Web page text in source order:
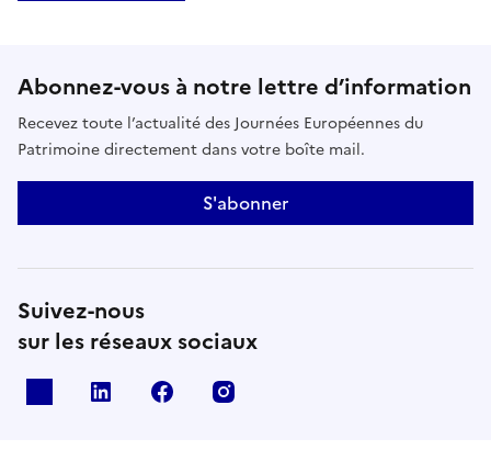
Abonnez-vous à notre lettre d’information
Recevez toute l’actualité des Journées Européennes du
Patrimoine directement dans votre boîte mail.
S'abonner
Suivez-nous
sur les réseaux sociaux
Linkedin Facebook